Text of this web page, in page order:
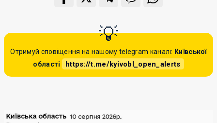
Отримуй сповіщення на нашому telegram каналі: Київської
області
https://t.me/kyivobl_open_alerts